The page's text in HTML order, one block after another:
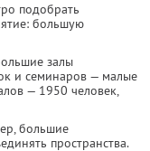
подобрать
большую
залы
и семинаров — малые
— 1950 человек,
большие
пространства.